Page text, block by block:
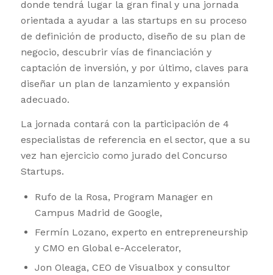
donde tendrá lugar la gran final y una jornada
orientada a ayudar a las startups en su proceso
de definición de producto, diseño de su plan de
negocio, descubrir vías de financiación y
captación de inversión, y por último, claves para
diseñar un plan de lanzamiento y expansión
adecuado.
La jornada contará con la participación de 4
especialistas de referencia en el sector, que a su
vez han ejercicio como jurado del Concurso
Startups.
Rufo de la Rosa, Program Manager en
Campus Madrid de Google,
Fermín Lozano, experto en entrepreneurship
y CMO en Global e-Accelerator,
Jon Oleaga, CEO de Visualbox y consultor